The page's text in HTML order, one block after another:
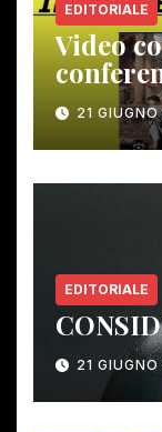
EDITORIALE
Video
1221
EDITORIALE
21